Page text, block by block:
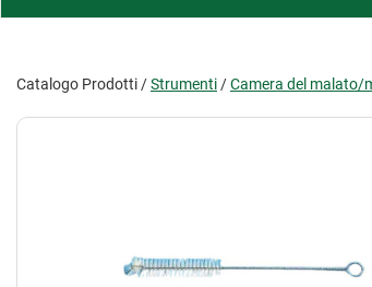
Catalogo Prodotti /Strumenti /Camera del malato/